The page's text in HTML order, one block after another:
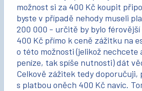
možnost si za 400 Kč koupit
byste v případě nehody museli
200 000 - určitě by bylo
400 Kč přímo k ceně zážitku na
o této možnosti (jelikož nechcete
peníze, tak spíše nutnosti) dát
Celkově zážitek tedy doporučuji,
s platbou oněch 400 Kč navíc.